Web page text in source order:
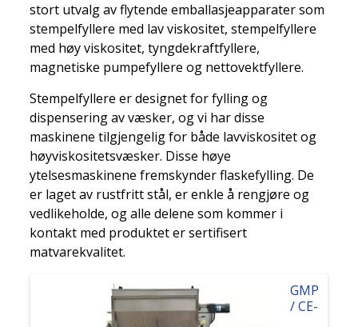
stort utvalg av flytende emballasjeapparater som
stempelfyllere med lav viskositet, stempelfyllere
med høy viskositet, tyngdekraftfyllere,
magnetiske pumpefyllere og nettovektfyllere.
Stempelfyllere er designet for fylling og
dispensering av væsker, og vi har disse
maskinene tilgjengelig for både lavviskositet og
høyviskositetsvæsker. Disse høye
ytelsesmaskinene fremskynder flaskefylling. De
er laget av rustfritt stål, er enkle å rengjøre og
vedlikeholde, og alle delene som kommer i
kontakt med produktet er sertifisert
matvarekvalitet.
GMP
/ CE-